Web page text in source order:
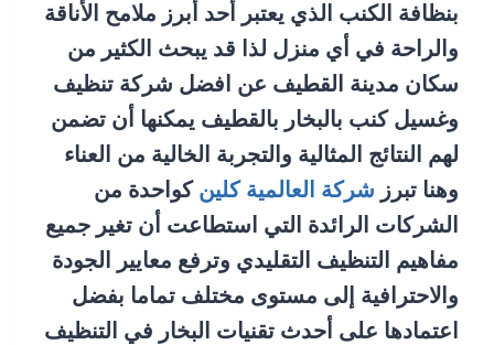
بنظافة الكنب الذي يعتبر أحد أبرز ملامح الأناقة
والراحة في أي منزل لذا قد يبحث الكثير من
سكان مدينة القطيف عن افضل شركة تنظيف
وغسيل كنب بالبخار بالقطيف يمكنها أن تضمن
لهم النتائج المثالية والتجربة الخالية من العناء
وهنا تبرز شركة العالمية كلين كواحدة من
الشركات الرائدة التي استطاعت أن تغير جميع
مفاهيم التنظيف التقليدي وترفع معايير الجودة
والاحترافية إلى مستوى مختلف تماما بفضل
اعتمادها على أحدث تقنيات البخار في التنظيف